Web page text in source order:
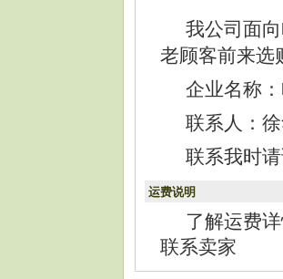
我公司面
老顾客前来选
企业名称
联系人：
联系我时
运费说明
了解运费
联系卖家